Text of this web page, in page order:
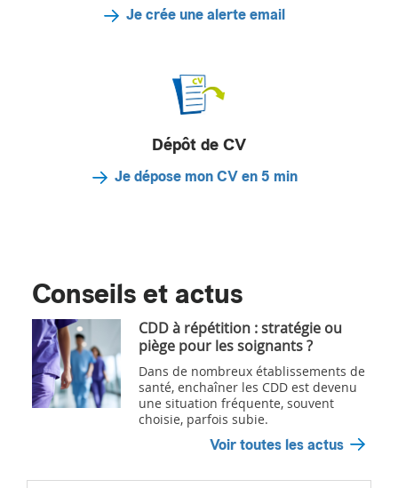
Je crée une alerte email
Dépôt de CV
Je dépose mon CV en 5 min
Conseils et actus
CDD à répétition : stratégie ou
piège pour les soignants ?
Dans de nombreux établissements de
santé, enchaîner les CDD est devenu
une situation fréquente, souvent
choisie, parfois subie.
Voir toutes les actus